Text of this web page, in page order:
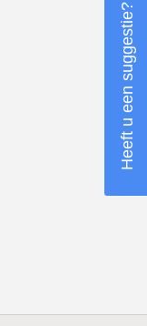
Heeft u een suggestie?